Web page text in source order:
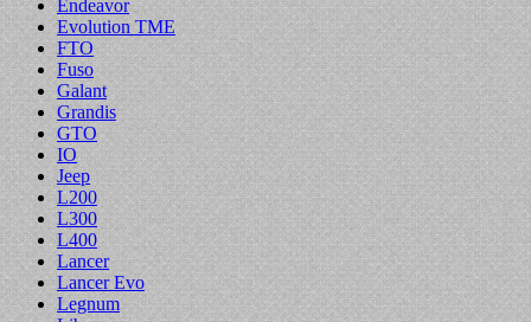
Endeavor
Evolution TME
FTO
Fuso
Galant
Grandis
GTO
IO
Jeep
L200
L300
L400
Lancer
Lancer Evo
Legnum